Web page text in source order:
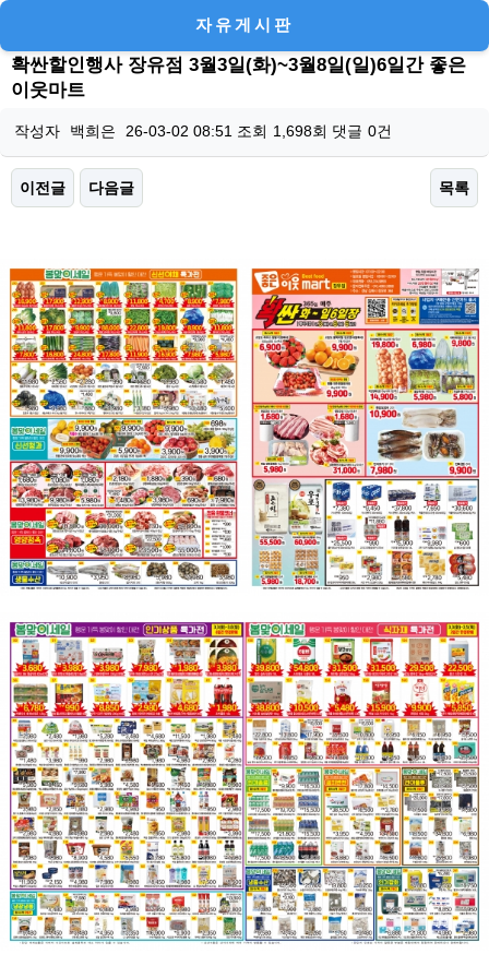
자유게시판
확싼할인행사 장유점 3월3일(화)~3월8일(일)6일간 좋은
이웃마트
작성자 백희은 26-03-02 08:51 조회 1,698회 댓글 0건
이전글 다음글 목록
본문